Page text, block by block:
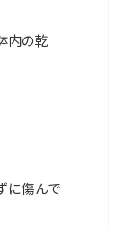
内の乾
に傷んで